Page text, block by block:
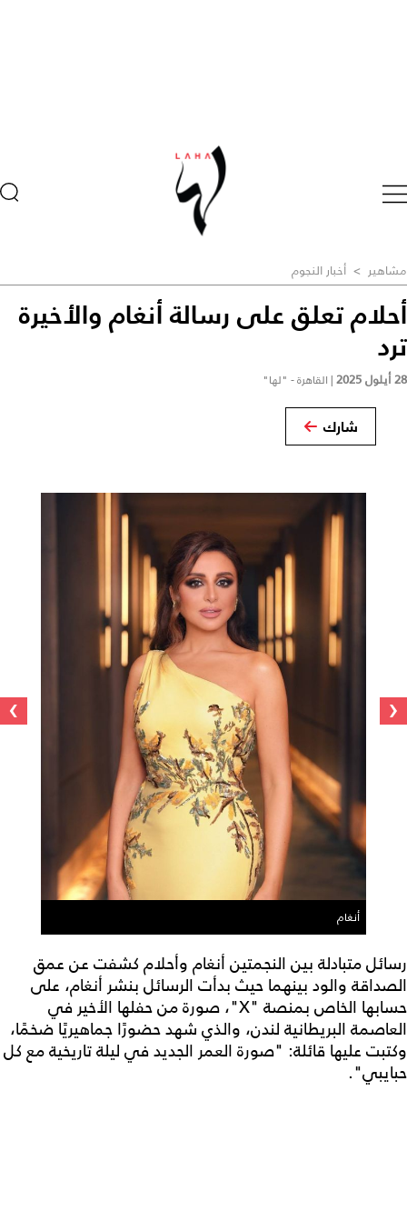
مشاهير > أخبار النجوم
أحلام تعلق على رسالة أنغام والأخيرة
ترد
28 أيلول 2025 | القاهرة - "لها"
شارك
أنغام
‹
›
رسائل متبادلة بين النجمتين أنغام وأحلام كشفت عن عمق
الصداقة والود بينهما حيث بدأت الرسائل بنشر أنغام، على
حسابها الخاص بمنصة "X"، صورة من حفلها الأخير في
العاصمة البريطانية لندن، والذي شهد حضورًا جماهيريًا ضخمًا،
وكتبت عليها قائلة: "صورة العمر الجديد في ليلة تاريخية مع كل
حبايبي".